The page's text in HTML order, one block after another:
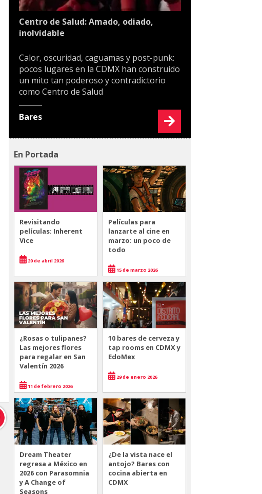
Centro de Salud: Amado, odiado,
inolvidable
Calor, oscuridad, caguamas y post-punk:
pocos lugares en la CDMX han construido
un mito tan poderoso y contradictorio
como Centro de Salud
Bares
En Portada
Revisitando
películas: Inherent
Vice
20 de abril 2026
Películas para
lanzarte al cine en
marzo: un poco de
todo
15 de marzo 2026
¿Rosas o tulipanes?
Las mejores flores
para regalar en San
Valentín 2026
11 de febrero 2026
10 bares de cerveza y
tap rooms en CDMX y
EdoMex
29 de enero 2026
Dream Theater
regresa a México en
2026 con Parasomnia
y A Change of
Seasons
¿De la vista nace el
antojo? Bares con
cocina abierta en
CDMX